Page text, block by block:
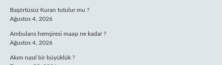
Başörtüsüz Kuran tutulur mu ?
Ağustos 4, 2026
Ambulans hemşiresi maaşı ne kadar ?
Ağustos 4, 2026
Akım nasıl bir büyüklük ?